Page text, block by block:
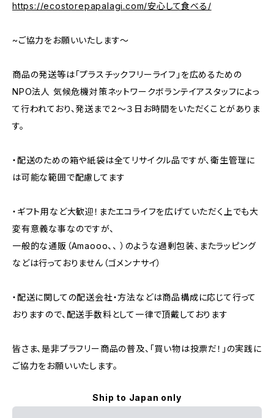
https://ecostorepapalagi.com/安心して食べる/
~ご協力をお願いいたします～
商品の発送等は「プラスチックフリーライフ」を広めるための
NPO法人 気候危機対策ネットワークボランテイアスタッフによっ
て行われており、発送まで２～３日お時間をいただくことがありま
す。
・配送のための箱や紙袋は全てリサイクル品ですが、衛生管理に
は可能な範囲で配慮してます
・ギフト用など大歓迎！またエコライフを広げていただく上でも大
変有意義な事なのですが、
一般的な通販（Amaooo、、 ）のような過剰包装、またラッピング
などは行っておりません（ゴメンナサイ）
・配送に関しての配送会社・方法などは商品構成に応じて行って
おりますので、配送手数料として一律で頂戴しております
皆さま、是非プラフリー商品の普及、「買い物は投票だ！」の実践に
ご協力をお願いいたします。
Ship to Japan only